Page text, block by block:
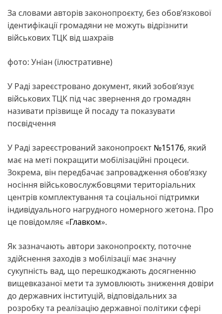
За словами авторів законопроєкту, без обов’язкової
ідентифікації громадяни не можуть відрізнити
військових ТЦК від шахраїв
фото: Уніан (ілюстративне)
У Раді зареєстровано документ, який зобов’язує
військових ТЦК під час звернення до громадян
називати прізвище й посаду та показувати
посвідчення
У Раді зареєстрований законопроєкт №15176, який
має на меті покращити мобілізаційні процеси.
Зокрема, він передбачає запровадження обов’язку
носіння військовослужбовцями територіальних
центрів комплектування та соціальної підтримки
індивідуального нагрудного номерного жетона. Про
це повідомляє «Главком».
Як зазначають автори законопроєкту, поточне
здійснення заходів з мобілізації має значну
сукупність вад, що перешкоджають досягненню
вищевказаної мети та зумовлюють зниження довіри
до державних інституцій, відповідальних за
розробку та реалізацію державної політики сфері